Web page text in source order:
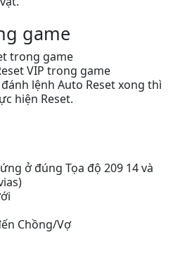
game
trong game
VIP trong game
lệnh Auto Reset xong thì
hiện Reset.
ở đúng Tọa độ 209 14 và
Chồng/Vợ